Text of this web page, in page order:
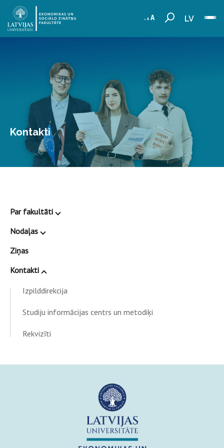
LV
Kontakti
Par fakultāti
Nodaļas
Ziņas
Kontakti
Izpilddirekcija
Studiju informācijas centrs un metodiķi
Rekvizīti